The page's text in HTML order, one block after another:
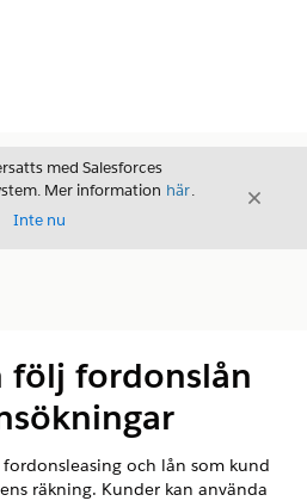
med Salesforces
Mer information här.
Inte nu
Stäng
följ fordonslån
och lån som kund
räkning. Kunder kan använda